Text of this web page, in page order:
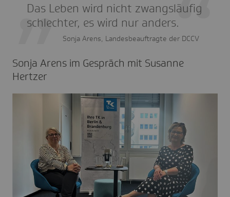
Das Leben wird nicht zwangsläufig
schlechter, es wird nur anders.
Sonja Arens, Landesbeauftragte der DCCV
Sonja Arens im Gespräch mit Susanne
Hertzer